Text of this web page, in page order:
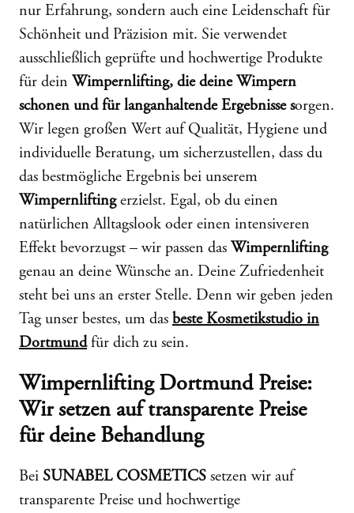
nur Erfahrung, sondern auch eine Leidenschaft für
Schönheit und Präzision mit. Sie verwendet
ausschließlich geprüfte und hochwertige Produkte
für dein Wimpernlifting, die deine Wimpern
schonen und für langanhaltende Ergebnisse sorgen.
Wir legen großen Wert auf Qualität, Hygiene und
individuelle Beratung, um sicherzustellen, dass du
das bestmögliche Ergebnis bei unserem
Wimpernliftingerzielst. Egal, ob du einen
natürlichen Alltagslook oder einen intensiveren
Effekt bevorzugst – wir passen das Wimpernlifting
genau an deine Wünsche an. Deine Zufriedenheit
steht bei uns an erster Stelle. Denn wir geben jeden
Tag unser bestes, um das beste Kosmetikstudio in
Dortmundfür dich zu sein.
Wimpernlifting Dortmund Preise:
Wir setzen auf transparente Preise
für deine Behandlung
Bei SUNABEL COSMETICS setzen wir auf
transparente Preise und hochwertige